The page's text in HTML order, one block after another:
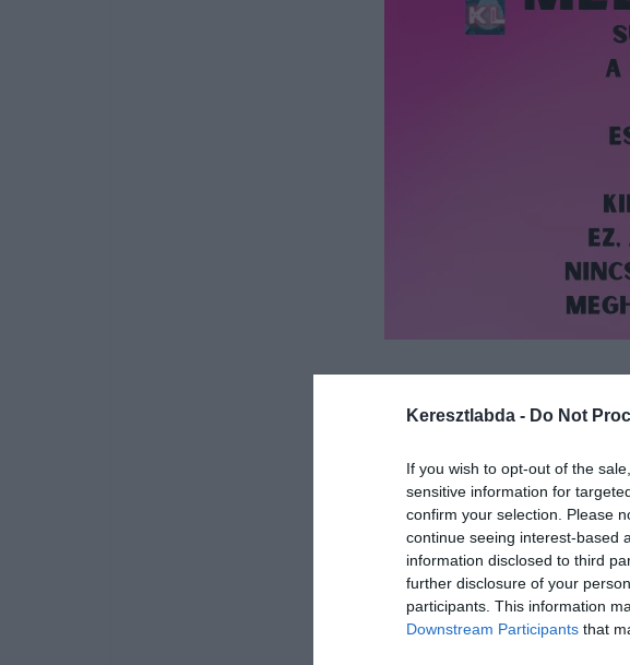
Keresztlabda - Do Not
If you wish to opt-out of the
sensitive information for
confirm your selection. Please
continue seeing interest-based
information disclosed to third
further disclosure of your
participants. This information
Downstream Participants that